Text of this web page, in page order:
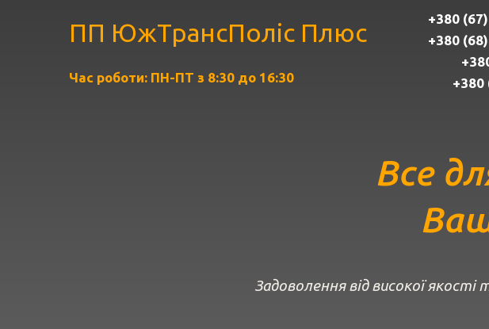
ПП ЮжТрансПоліс Плюс
Час роботи: ПН-ПТ з 8:30 до 16:30
+380
+380
+380
Все
Задоволення від високої якості